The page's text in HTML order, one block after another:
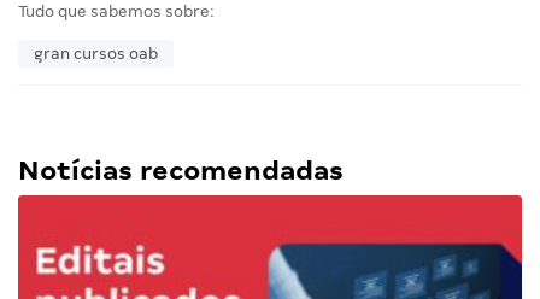
Tudo que sabemos sobre:
gran cursos oab
Notícias recomendadas